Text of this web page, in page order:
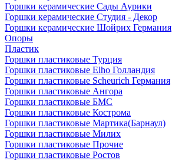
Горшки керамические Сады Аурики
Горшки керамические Студия - Декор
Горшки керамические Шойрих Германия
Опоры
Пластик
Горшки пластиковые Турция
Горшки пластиковые Elho Голландия
Горшки пластиковые Scheuriсh Германия
Горшки пластиковые Ангора
Горшки пластиковые БМС
Горшки пластиковые Кострома
Горшки пластиковые Мартика(Барнаул)
Горшки пластиковые Милих
Горшки пластиковые Прочие
Горшки пластиковые Ростов